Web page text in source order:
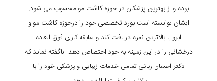
بوده و از بهترین پزشکان در حوزه کاشت مو محسوب می شود.
ایشان توانسته است بورد تخصصی خود را درحوزه کاشت مو و
ابرو با بالاترین نمره دریافت کند و سابقه کاری فوق العاده
درخشانی را در این زمینه به خود اختصاص دهد. ناگفته نماند که
دکتر احسان ربانی تمامی خدمات زیبایی و پزشکی خود را با